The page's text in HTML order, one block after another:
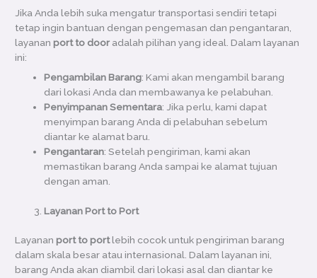
Jika Anda lebih suka mengatur transportasi sendiri tetapi
tetap ingin bantuan dengan pengemasan dan pengantaran,
layananport to door adalah pilihan yang ideal. Dalam layanan
ini:
Pengambilan Barang: Kami akan mengambil barang
dari lokasi Anda dan membawanya ke pelabuhan.
Penyimpanan Sementara: Jika perlu, kami dapat
menyimpan barang Anda di pelabuhan sebelum
diantar ke alamat baru.
Pengantaran: Setelah pengiriman, kami akan
memastikan barang Anda sampai ke alamat tujuan
dengan aman.
Layanan Port to Port
Layananport to portlebih cocok untuk pengiriman barang
dalam skala besar atau internasional. Dalam layanan ini,
barang Anda akan diambil dari lokasi asal dan diantar ke